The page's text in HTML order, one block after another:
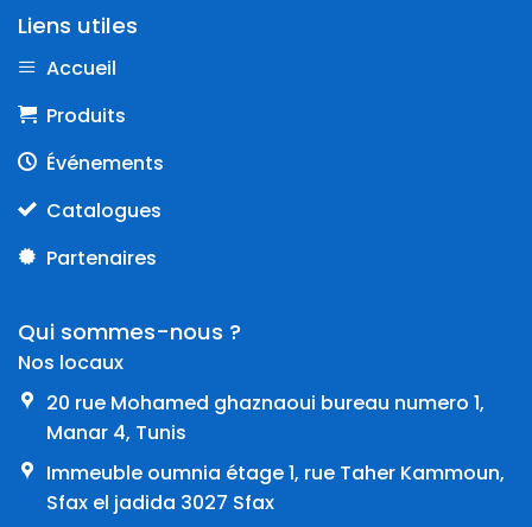
Liens utiles
Accueil
Produits
Événements
Catalogues
Partenaires
Qui sommes-nous ?
Nos locaux
20 rue Mohamed ghaznaoui bureau numero 1,
Manar 4, Tunis
Immeuble oumnia étage 1, rue Taher Kammoun,
Sfax el jadida 3027 Sfax